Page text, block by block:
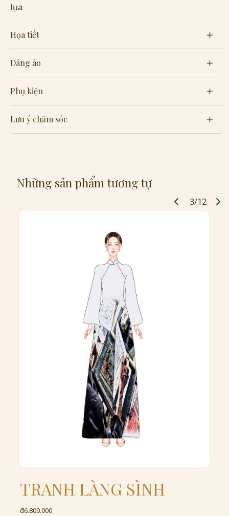
lụa
Họa tiết
Dáng áo
Phụ kiện
Lưu ý chăm sóc
Những sản phẩm tương tự
TRANH LÀNG SÌNH
đ6.800.000
3/12